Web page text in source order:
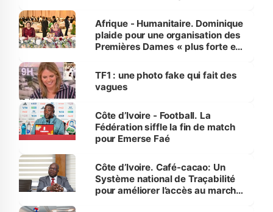
Afrique - Humanitaire. Dominique
plaide pour une organisation des
Premières Dames « plus forte et
sur la scène internationale »
TF1 : une photo fake qui fait des
vagues
Côte d’Ivoire - Football. La
Fédération siffle la fin de match
pour Emerse Faé
Côte d’Ivoire. Café-cacao: Un
Système national de Traçabilité
pour améliorer l’accès au marché